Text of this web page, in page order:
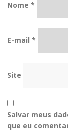
Nome *
E-mail *
Site
Salvar meus
que eu